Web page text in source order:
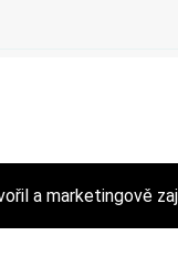
a marketingově